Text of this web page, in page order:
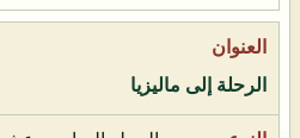
الرحلة إلى ماليزيا